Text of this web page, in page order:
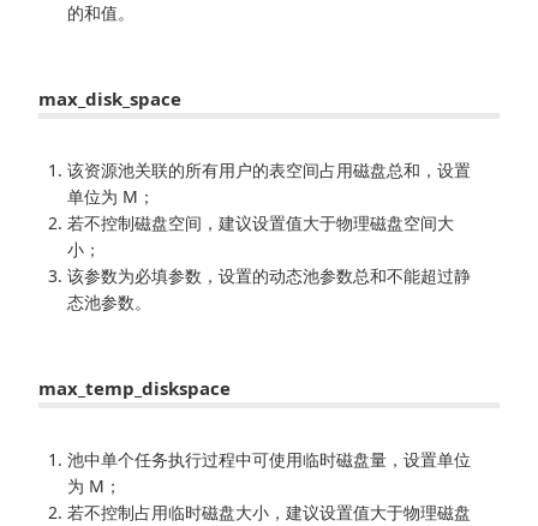
的和值。
max_disk_space
该资源池关联的所有用户的表空间占用磁盘总和，设置
单位为 M；
若不控制磁盘空间，建议设置值大于物理磁盘空间大
小；
该参数为必填参数，设置的动态池参数总和不能超过静
态池参数。
max_temp_diskspace
池中单个任务执行过程中可使用临时磁盘量，设置单位
为 M；
若不控制占用临时磁盘大小，建议设置值大于物理磁盘